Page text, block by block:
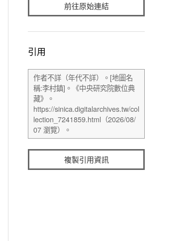
前往原始連結
引用
複製引用資訊